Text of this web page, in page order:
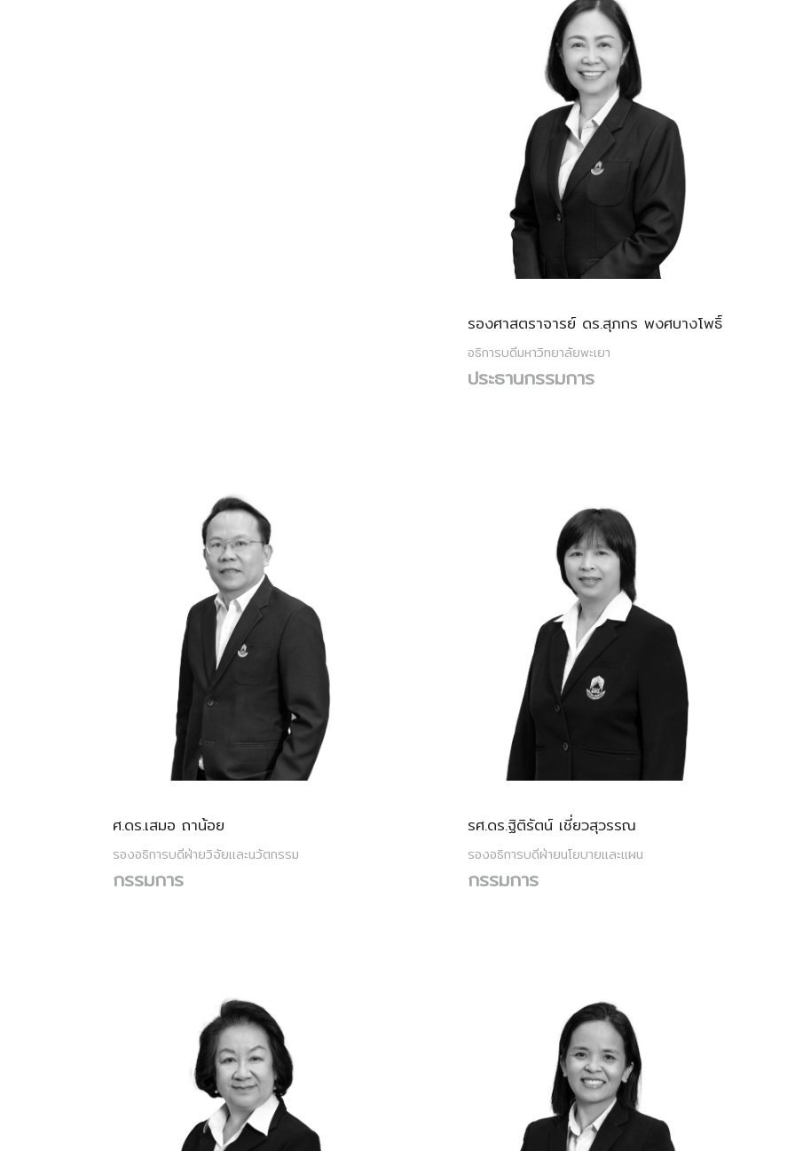
รองศาสตราจารย์ ดร.สุภกร พงศบางโพธิ์
อธิการบดีมหาวิทยาลัยพะเยา
ประธานกรรมการ
ศ.ดร.เสมอ ถาน้อย
รองอธิการบดีฝ่ายวิจัยและนวัตกรรม
กรรมการ
รศ.ดร.ฐิติรัตน์ เชี่ยวสุวรรณ
รองอธิการบดีฝ่ายนโยบายและแผน
กรรมการ